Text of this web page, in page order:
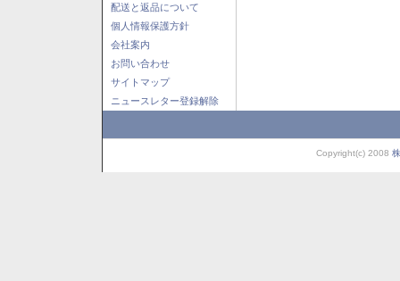
配送と返品について
個人情報保護方針
会社案内
お問い合わせ
サイトマップ
ニュースレター登録解除
Copyright(c) 2008